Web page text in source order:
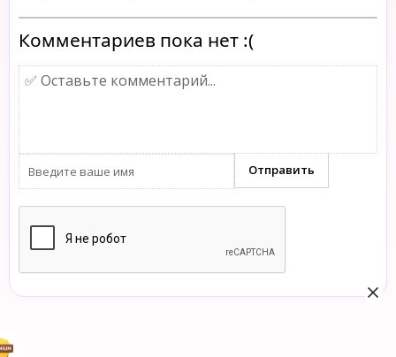
Комментариев пока нет :(